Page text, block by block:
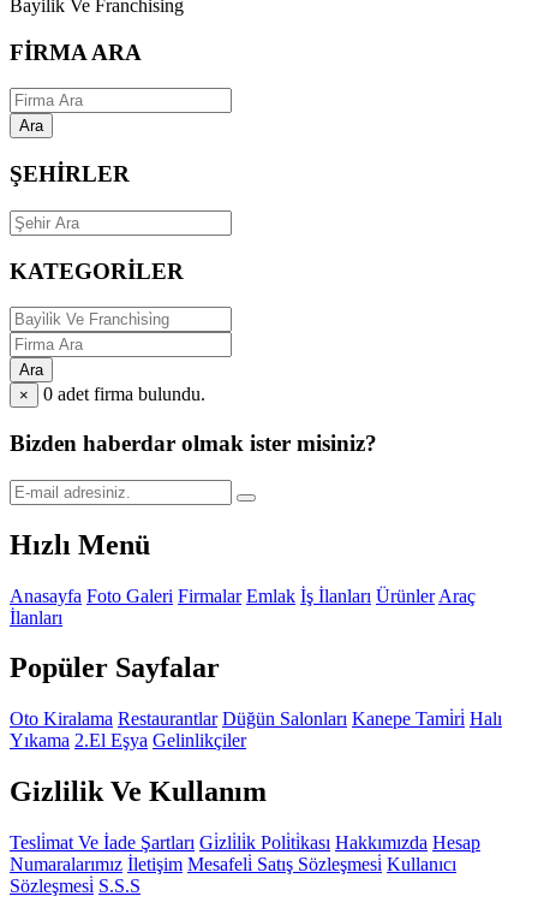
Bayilik Ve Franchising
FİRMA ARA
Ara
ŞEHİRLER
KATEGORİLER
Ara
×
0 adet firma bulundu.
Bizden haberdar olmak ister misiniz?
Hızlı Menü
Anasayfa Foto Galeri Firmalar Emlak İş İlanları Ürünler Araç
İlanları
Popüler Sayfalar
Oto Kiralama Restaurantlar Düğün Salonları Kanepe Tami̇ri̇ Halı
Yıkama 2.El Eşya Gelinlikçiler
Gizlilik Ve Kullanım
Tesli̇mat Ve İade Şartları Gi̇zli̇li̇k Poli̇ti̇kası Hakkımızda Hesap
Numaralarımız İletişim Mesafeli̇ Satış Sözleşmesi̇ Kullanıcı
Sözleşmesi̇ S.S.S